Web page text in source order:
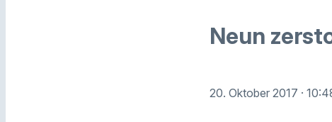
Neun
20. Oktober 2017 ·